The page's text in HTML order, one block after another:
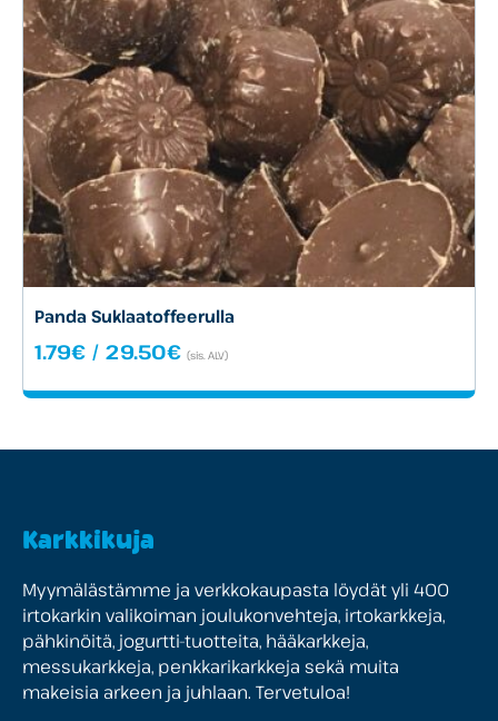
Panda Suklaatoffeerulla
1.79€ / 29.50€Hintaluokka:
-
(sis. ALV)
Karkkikuja
Myymälästämme ja verkkokaupasta löydät yli 400
irtokarkin valikoiman joulukonvehteja, irtokarkkeja,
pähkinöitä, jogurtti-tuotteita, hääkarkkeja,
messukarkkeja, penkkarikarkkeja sekä muita
makeisia arkeen ja juhlaan. Tervetuloa!